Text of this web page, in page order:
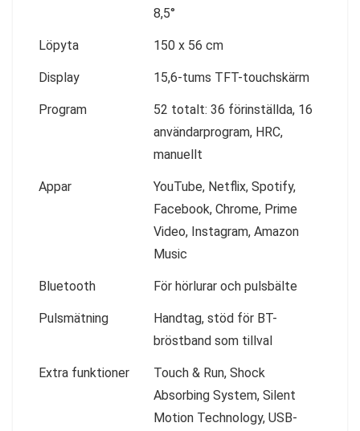
8,5°
Löpyta 150 x 56 cm
Display 15,6-tums TFT-touchskärm
Program
52 totalt: 36 förinställda, 16
användarprogram, HRC,
manuellt
Appar
YouTube, Netflix, Spotify,
Facebook, Chrome, Prime
Video, Instagram, Amazon
Music
Bluetooth För hörlurar och pulsbälte
Pulsmätning
Handtag, stöd för BT-
bröstband som tillval
Extra funktioner
Touch & Run, Shock
Absorbing System, Silent
Motion Technology, USB-